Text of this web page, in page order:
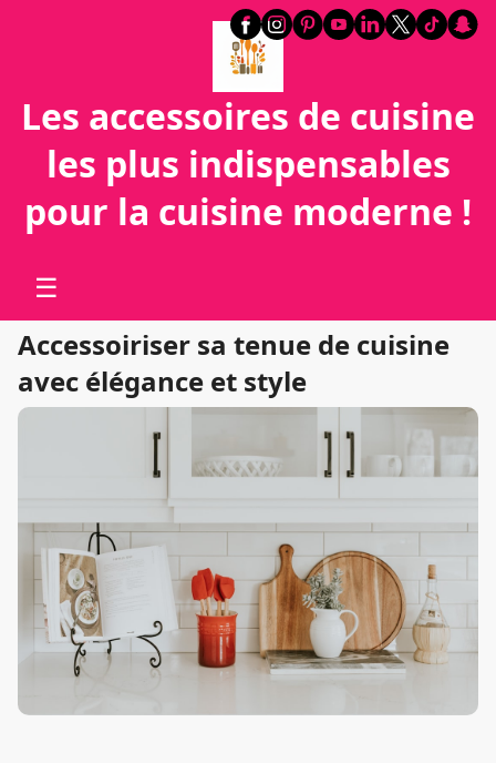
Les accessoires de cuisine
les plus indispensables
pour la cuisine moderne !
☰
Accessoiriser sa tenue de cuisine
avec élégance et style